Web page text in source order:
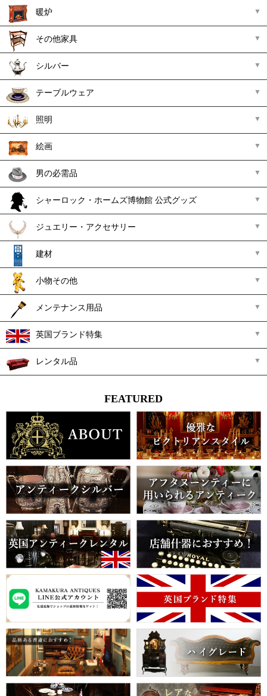
暖炉
その他家具
シルバー
テーブルウェア
照明
絵画
男の必需品
シャーロック・ホームズ博物館 公式グッズ
ジュエリー・アクセサリー
建材
小物その他
メンテナンス用品
英国ブランド特集
レンタル品
FEATURED